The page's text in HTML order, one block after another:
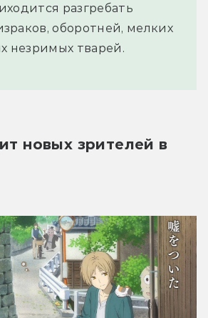
разгребать
оборотней, мелких
незримых тварей.
новых зрителей в